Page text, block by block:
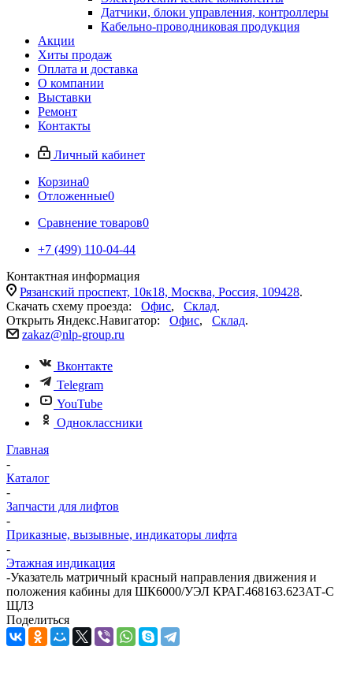
Датчики, блоки управления, контроллеры
Кабельно-проводниковая продукция
Акции
Хиты продаж
Оплата и доставка
О компании
Выставки
Ремонт
Контакты
Личный кабинет
Корзина0
Отложенные0
Сравнение товаров0
+7 (499) 110-04-44
Контактная информация
Рязанский проспект, 10к18, Москва, Россия, 109428.
Скачать схему проезда: Офис, Склад.
Открыть Яндекс.Навигатор: Офис, Склад.
zakaz@nlp-group.ru
Вконтакте
Telegram
YouTube
Одноклассники
Главная
-
Каталог
-
Запчасти для лифтов
-
Приказные, вызывные, индикаторы лифта
-
Этажная индикация
-Указатель матричный красный направления движения и
положения кабины для ШК6000/УЭЛ КРАГ.468163.623АТ-С
ЩЛЗ
Поделиться